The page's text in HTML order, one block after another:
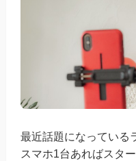
最近話題になっている
スマホ1台あればスタ